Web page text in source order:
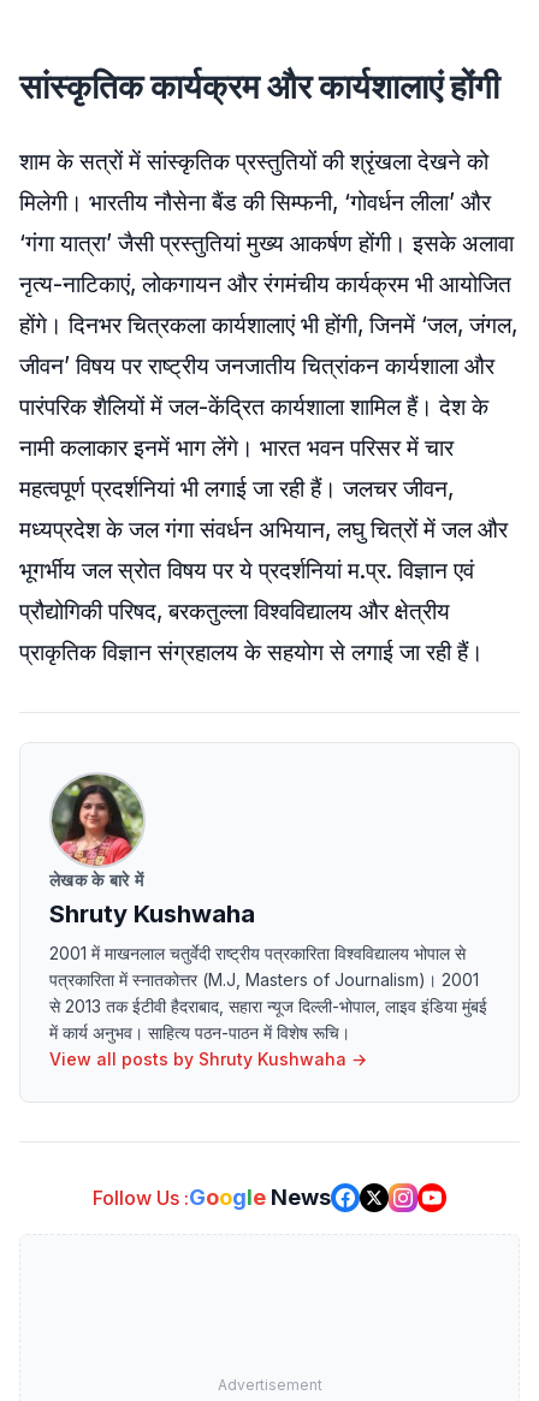
सांस्कृतिक कार्यक्रम और कार्यशालाएं होंगी
शाम के सत्रों में सांस्कृतिक प्रस्तुतियों की श्रृंखला देखने को
मिलेगी। भारतीय नौसेना बैंड की सिम्फनी, ‘गोवर्धन लीला’ और
‘गंगा यात्रा’ जैसी प्रस्तुतियां मुख्य आकर्षण होंगी। इसके अलावा
नृत्य-नाटिकाएं, लोकगायन और रंगमंचीय कार्यक्रम भी आयोजित
होंगे। दिनभर चित्रकला कार्यशालाएं भी होंगी, जिनमें ‘जल, जंगल,
जीवन’ विषय पर राष्ट्रीय जनजातीय चित्रांकन कार्यशाला और
पारंपरिक शैलियों में जल-केंद्रित कार्यशाला शामिल हैं। देश के
नामी कलाकार इनमें भाग लेंगे। भारत भवन परिसर में चार
महत्वपूर्ण प्रदर्शनियां भी लगाई जा रही हैं। जलचर जीवन,
मध्यप्रदेश के जल गंगा संवर्धन अभियान, लघु चित्रों में जल और
भूगर्भीय जल स्रोत विषय पर ये प्रदर्शनियां म.प्र. विज्ञान एवं
प्रौद्योगिकी परिषद, बरकतुल्ला विश्वविद्यालय और क्षेत्रीय
प्राकृतिक विज्ञान संग्रहालय के सहयोग से लगाई जा रही हैं।
लेखक के बारे में
Shruty Kushwaha
2001 में माखनलाल चतुर्वेदी राष्ट्रीय पत्रकारिता विश्वविद्यालय भोपाल से
पत्रकारिता में स्नातकोत्तर (M.J, Masters of Journalism)। 2001
से 2013 तक ईटीवी हैदराबाद, सहारा न्यूज दिल्ली-भोपाल, लाइव इंडिया मुंबई
में कार्य अनुभव। साहित्य पठन-पाठन में विशेष रूचि।
View all posts by Shruty Kushwaha →
Follow Us :Google News
Advertisement